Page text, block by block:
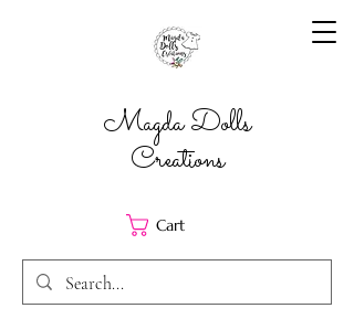
Magda Dolls
Creations
Cart